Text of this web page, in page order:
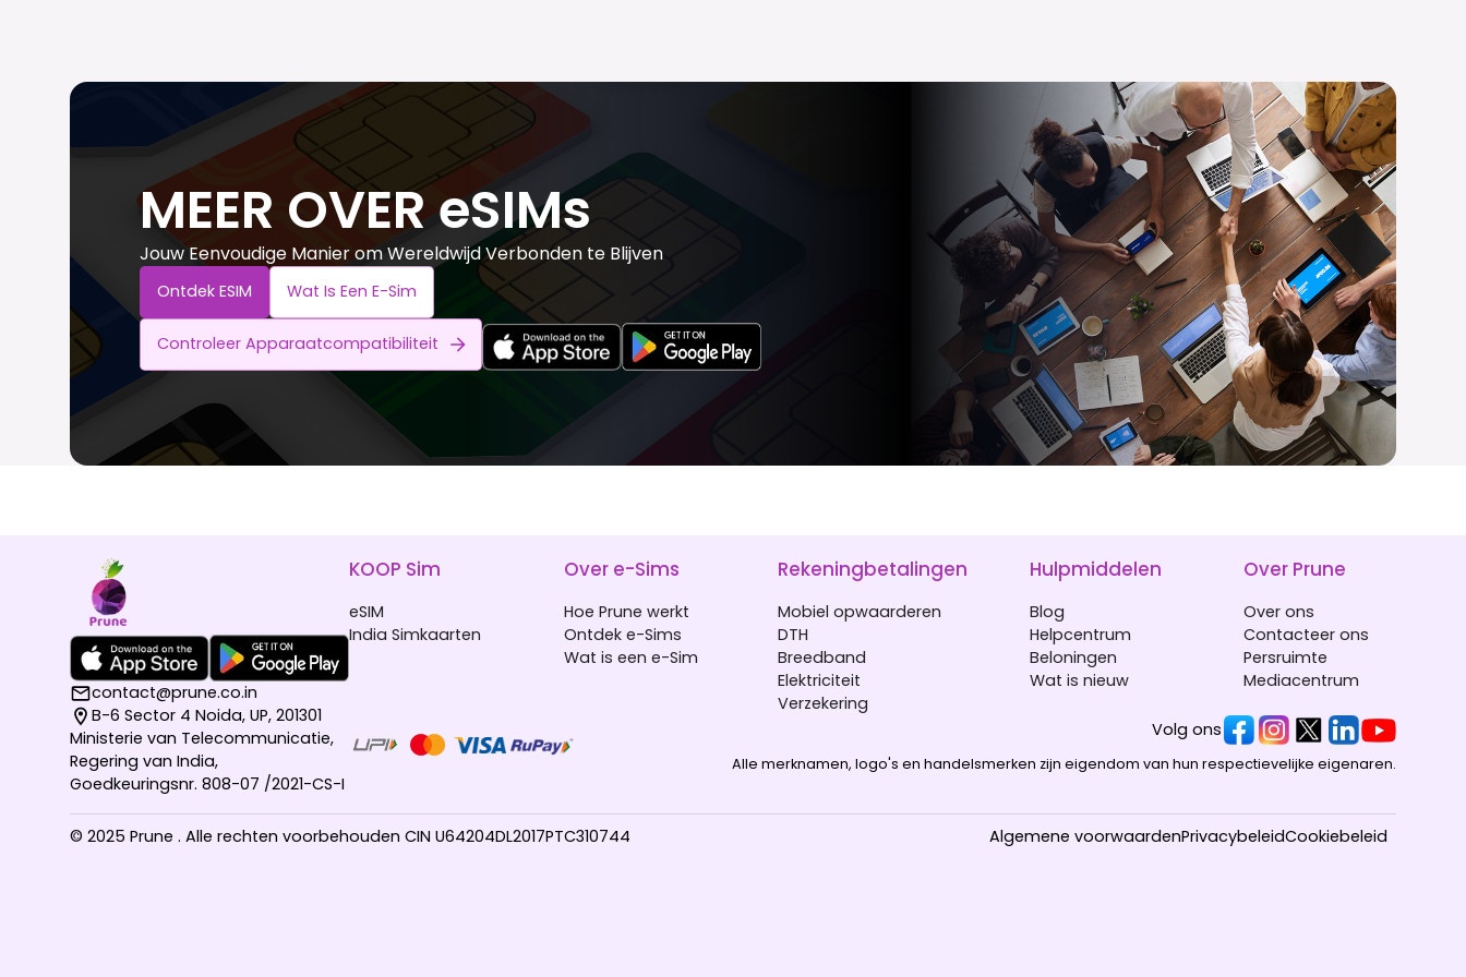
MEER OVER eSIMs
Jouw Eenvoudige Manier om Wereldwijd Verbonden te Blijven
Ontdek ESIM Wat Is Een E-Sim
Controleer Apparaatcompatibiliteit
contact@prune.co.in
B-6 Sector 4 Noida, UP, 201301
Ministerie van Telecommunicatie,
Regering van India,
Goedkeuringsnr. 808-07 /2021-CS-I
KOOP Sim
eSIM
India Simkaarten
Over e-Sims
Hoe Prune werkt
Ontdek e-Sims
Wat is een e-Sim
Rekeningbetalingen
Mobiel opwaarderen
DTH
Breedband
Elektriciteit
Verzekering
Hulpmiddelen
Blog
Helpcentrum
Beloningen
Wat is nieuw
Over Prune
Over ons
Contacteer ons
Persruimte
Mediacentrum
Volg ons
Alle merknamen, logo's en handelsmerken zijn eigendom van hun respectievelijke eigenaren.
© 2025 Prune . Alle rechten voorbehouden CIN U64204DL2017PTC310744 Algemene voorwaardenPrivacybeleidCookiebeleid